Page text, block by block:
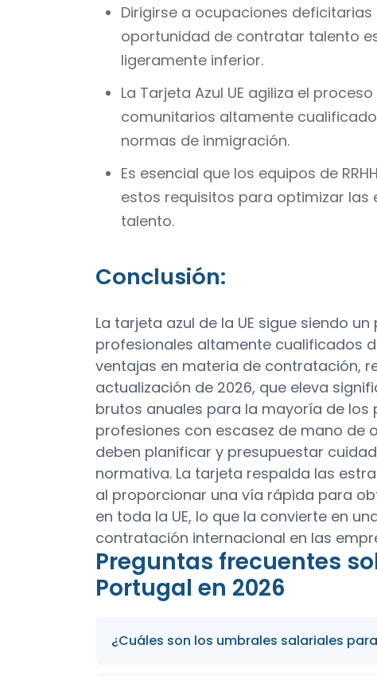
Dirigirse a ocupaciones
oportunidad de contratar talento
ligeramente inferior.
La Tarjeta Azul UE agiliza el
comunitarios altamente
normas de inmigración.
Es esencial que los equipos de
estos requisitos para optimizar
talento.
Conclusión:
La tarjeta azul de la UE sigue siendo
profesionales altamente cualificados
ventajas en materia de contratación,
actualización de 2026, que eleva
brutos anuales para la mayoría de
profesiones con escasez de mano de
deben planificar y presupuestar
normativa. La tarjeta respalda las
al proporcionar una vía rápida para
en toda la UE, lo que la convierte en
contratación internacional en las
Preguntas frecuentes
Portugal en 2026
¿Cuáles son los umbrales salariales